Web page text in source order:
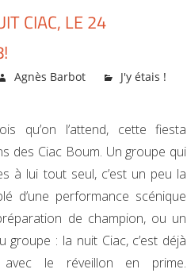
CIAC, LE 24
Agnès Barbot
J'y étais !
qu’on l’attend, cette fiesta
des Ciac Boum. Un groupe qui
à lui tout seul, c’est un peu la
d’une performance scénique
de champion, ou un
groupe : la nuit Ciac, c’est déjà
avec le réveillon en prime.